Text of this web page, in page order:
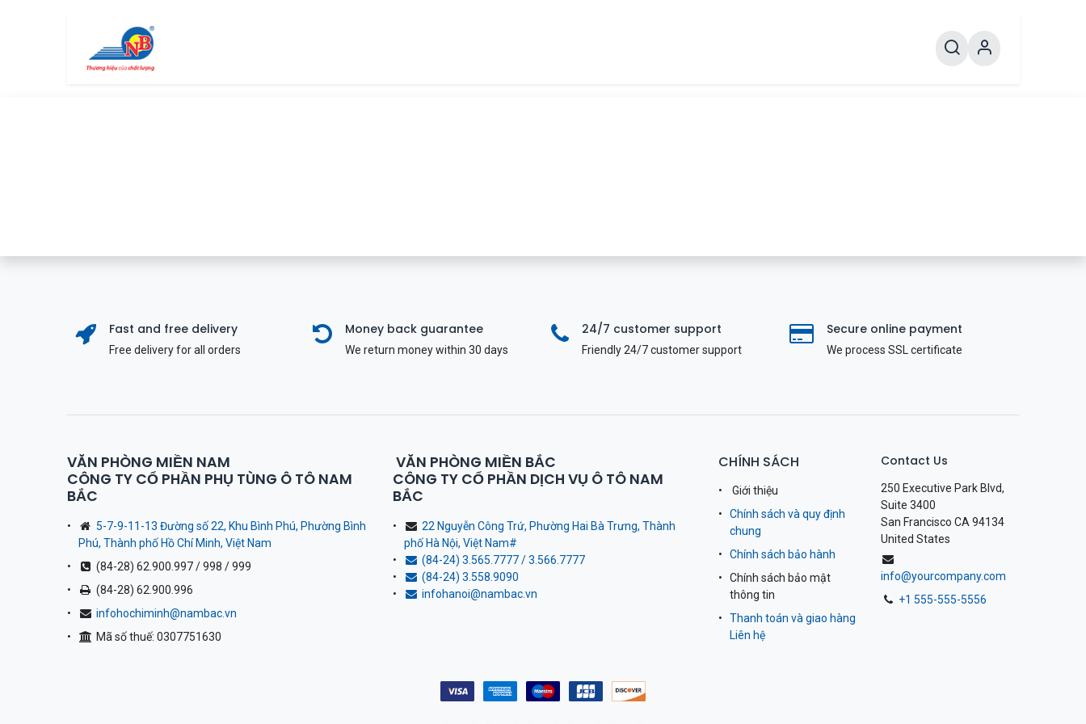
Fast and free delivery
Free delivery for all orders
Money back guarantee
We return money within 30 days
24/7 customer support
Friendly 24/7 customer support
Secure online payment
We process SSL сertificate
VĂN PHÒNG MIỀN NAM
CÔNG TY CỔ PHẦN PHỤ TÙNG Ô TÔ NAM
BẮC
5-7-9-11-13 Đường số 22, Khu Bình Phú, Phường Bình
Phú, Thành phố Hồ Chí Minh, Việt Nam
(84-28) 62.900.997 / 998 / 999
(84-28) 62.900.996
infohochiminh@nambac.vn
Mã số thuế: 0307751630
VĂN PHÒNG MIỀN BẮC
CÔNG TY CỔ PHẦN DỊCH VỤ Ô TÔ NAM
BẮC
22 Nguyễn Công Trứ, Phường Hai Bà Trưng, Thành
phố Hà Nội, Việt Nam#
(84-24) 3.565.7777 / 3.566.7777
(84-24) 3.558.9090
infohanoi@nambac.vn
CHÍNH SÁCH
Giới thiệu
Chính sách và quy định
chung
Chính sách bảo hành
Chính sách bảo mật
thông tin
Thanh toán và giao hàng
Liên hệ
Contact Us
250 Executive Park Blvd,
Suite 3400
San Francisco CA 94134
United States
info@yourcompany.com
+1 555-555-5556